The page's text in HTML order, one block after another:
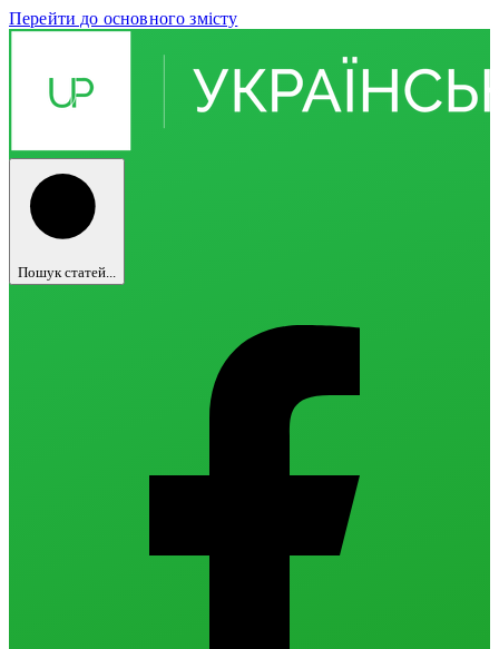
Перейти до основного змісту
Пошук статей...